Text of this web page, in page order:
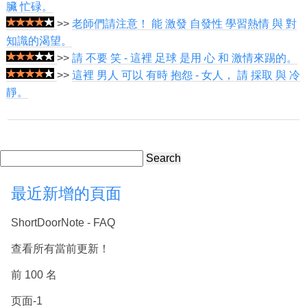
臟 忙碌。
>> 老師們請注意！ 能 激發 自發性 學習熱情 與 對
知識的渴望。
>> 請 不要 笑 - 這裡 足球 是用 心 和 激情來踢的。
>> 這裡 男人 可以 有時 抱怨 - 女人， 請 採取 與 冷
靜。
Search
最近新增的頁面
ShortDoorNote - FAQ
查看所有當前更新！
前 100 名
页面-1